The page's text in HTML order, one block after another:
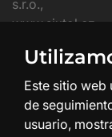
Este sitio web
de
usuario,